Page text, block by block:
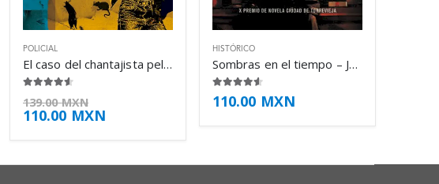
POLICIAL
El caso del chantajista pelirrojo – Jordi Sierra i Fabra
139.00MXN
110.00 MXN
HISTÓRICO
Sombras en el tiempo – Jordi Sierra i Fabra
4.50de 5
110.00 MXN